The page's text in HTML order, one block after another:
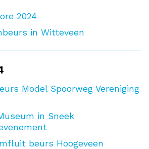
2024
in Witteveen
Model Spoorweg Vereniging
in Sneek
beurs Hoogeveen